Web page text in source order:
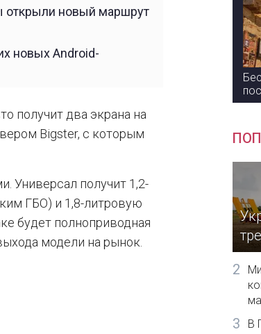
открыли новый маршрут
новых Android-
получит два экрана на
Bigster, с которым
Универсал получит 1,2-
ГБО) и 1,8-литровую
будет полноприводная
модели на рынок.
2
3 В